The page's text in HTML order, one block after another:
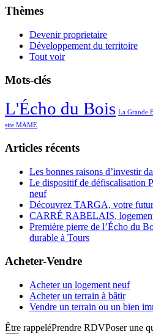
Thèmes
Devenir proprietaire
Développement du territoire
Tout voir
Mots-clés
L'Écho du Bois La Grande
site MAME
Articles récents
Les bonnes raisons d’investir
Le dispositif de défiscalisation
neuf
Découvrez TARGA, votre
CARRÉ RABELAIS,
Première pierre de l’Écho du
durable à Tours
Acheter-Vendre
Acheter un logement neuf
Acheter un terrain à bâtir
Vendre un terrain ou un bien
Être rappeléPrendre RDVPoser une